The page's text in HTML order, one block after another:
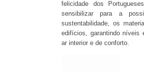
felicidade dos
sensibilizar para a
sustentabilidade, os
edifícios, garantindo níveis
ar interior e de conforto.